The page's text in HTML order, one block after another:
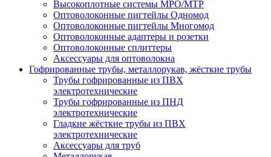
Высокоплотные системы MPO/MTP
Оптоволоконные пигтейлы Одномод
Оптоволоконные пигтейлы Многомод
Оптоволоконные адаптеры и розетки
Оптоволоконные сплиттеры
Аксессуары для оптоволокна
Гофрированные трубы, металлорукав, жёсткие трубы
Трубы гофрированные из ПВХ
электротехнические
Трубы гофрированные из ПНД
электротехнические
Гладкие жёсткие трубы из ПВХ
электротехнические
Аксессуары для труб